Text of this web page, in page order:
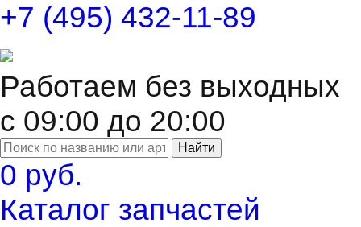
+7 (495) 432-11-89
Работаем без выходных
с 09:00 до 20:00
Найти
0 руб.
Каталог запчастей